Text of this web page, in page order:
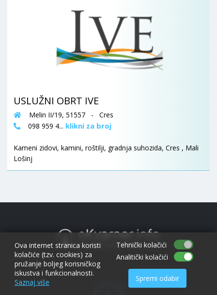
USLUŽNI OBRT IVE
Melin II/19, 51557 - Cres
098 959 4... klikni za broj
Kameni zidovi, kamini, roštilji, gradnja suhozida, Cres , Mali
Lošinj
Ova internet stranica koristi
kolačiće (tzv. cookies) za
pružanje boljeg korisničkog
iskustva i funkcionalnosti.
Saznaj više
Tehnički kolačići
Analitički kolačići
Spremi odabir